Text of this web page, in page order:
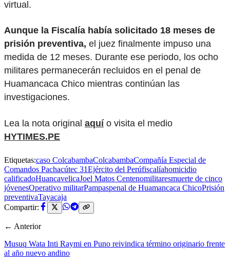
virtual.
Aunque la Fiscalía había solicitado 18 meses de
prisión preventiva, el juez finalmente impuso una
medida de 12 meses. Durante ese periodo, los ocho
militares permanecerán recluidos en el penal de
Huamancaca Chico mientras continúan las
investigaciones.
Lea la nota original aquío visita el medio
HYTIMES.PE
Etiquetas:caso ColcabambaColcabambaCompañía Especial de
Comandos Pachacútec 31Ejército del Perúfiscalíahomicidio
calificadoHuancavelicaJoel Matos Centenomilitaresmuerte de cinco
jóvenesOperativo militarPampaspenal de Huamancaca ChicoPrisión
preventivaTayacaja
Compartir:
← Anterior
Musuq Wata Inti Raymi en Puno reivindica término originario frente
al año nuevo andino